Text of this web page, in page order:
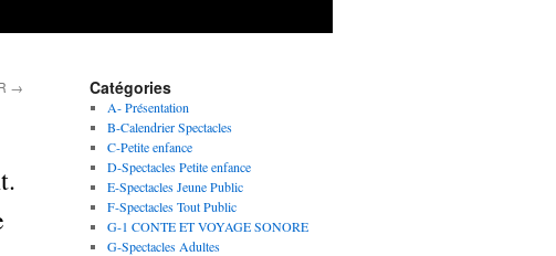
→ Catégories
A- Présentation
B-Calendrier Spectacles
C-Petite enfance
D-Spectacles Petite enfance
E-Spectacles Jeune Public
F-Spectacles Tout Public
G-1 CONTE ET VOYAGE SONORE
G-Spectacles Adultes